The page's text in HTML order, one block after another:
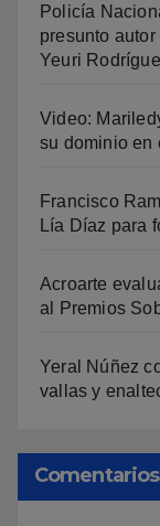
Policía
presunto
Yeuri
Video:
su dominio en
Francisco
Lía Díaz para
Acroarte
al Premios
Yeral Núñez
vallas y